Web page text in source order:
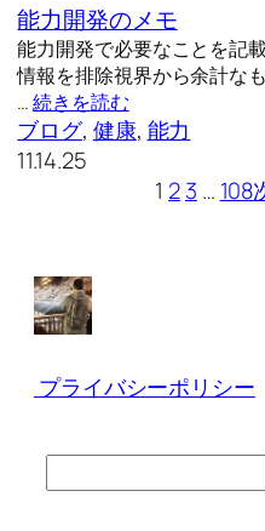
能力開発のメモ
能力開発で必要なことを記
情報を排除視界から余計な
…続きを読む
ブログ, 健康, 能力
11.14.25
1 23 … 108
プライバシーポリシー
索